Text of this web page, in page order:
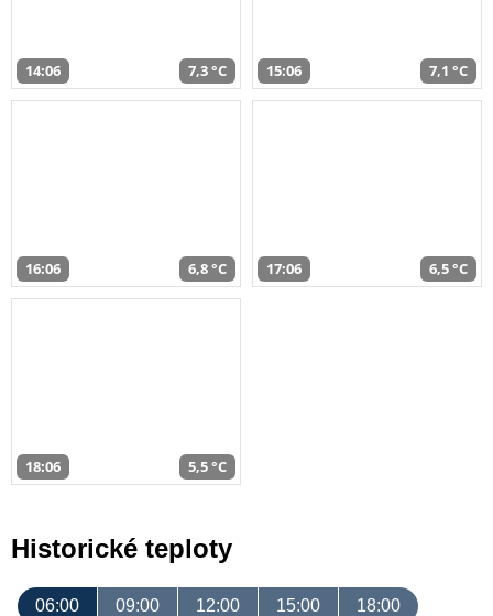
14:06 7,3 °C 15:06 7,1 °C
16:06 6,8 °C 17:06 6,5 °C
18:06 5,5 °C
Historické teploty
06:00 09:00 12:00 15:00 18:00